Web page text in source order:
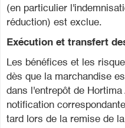
(en particulier
réduction) est exclue.
Exécution et transfert
Les bénéfices et les
dès que la marchandise
dans l'entrepôt de
notification
tard lors de la remise de